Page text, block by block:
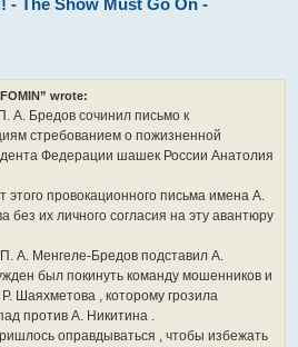
- The Show Must Go On -
wrote:
А. Бредов сочинил письмо к
стребованием о пожизненной
Федерации шашек России Анатолия
этого провокационного письма имена А.
без их личного согласия на эту авантюру
А. Менгеле-Бредов подставил А.
был покинуть команду мошенников и
Шаяхметова , которому грозила
против А. Никитина .
оправдываться , чтобы избежать